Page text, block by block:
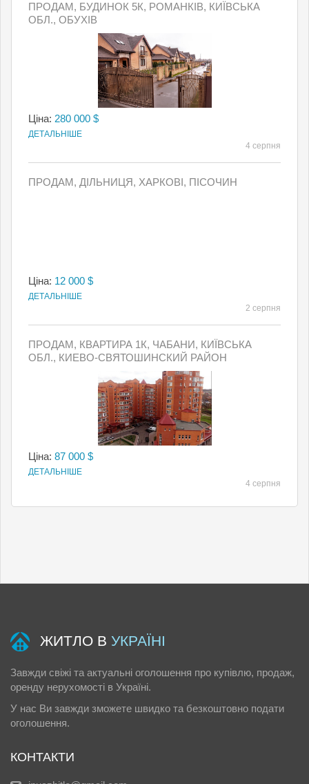
ПРОДАМ, БУДИНОК 5К, РОМАНКІВ, КИЇВСЬКА
ОБЛ., ОБУХІВ
Ціна: 280 000 $
ДЕТАЛЬНІШЕ
4 серпня
ПРОДАМ, ДІЛЬНИЦЯ, ХАРКОВІ, ПІСОЧИН
Ціна: 12 000 $
ДЕТАЛЬНІШЕ
2 серпня
ПРОДАМ, КВАРТИРА 1К, ЧАБАНИ, КИЇВСЬКА
ОБЛ., КИЕВО-СВЯТОШИНСКИЙ РАЙОН
Ціна: 87 000 $
ДЕТАЛЬНІШЕ
4 серпня
ЖИТЛО В УКРАЇНІ
Завжди свіжі та актуальні оголошення про купівлю, продаж,
оренду нерухомості в Україні.
У нас Ви завжди зможете швидко та безкоштовно подати
оголошення.
КОНТАКТИ